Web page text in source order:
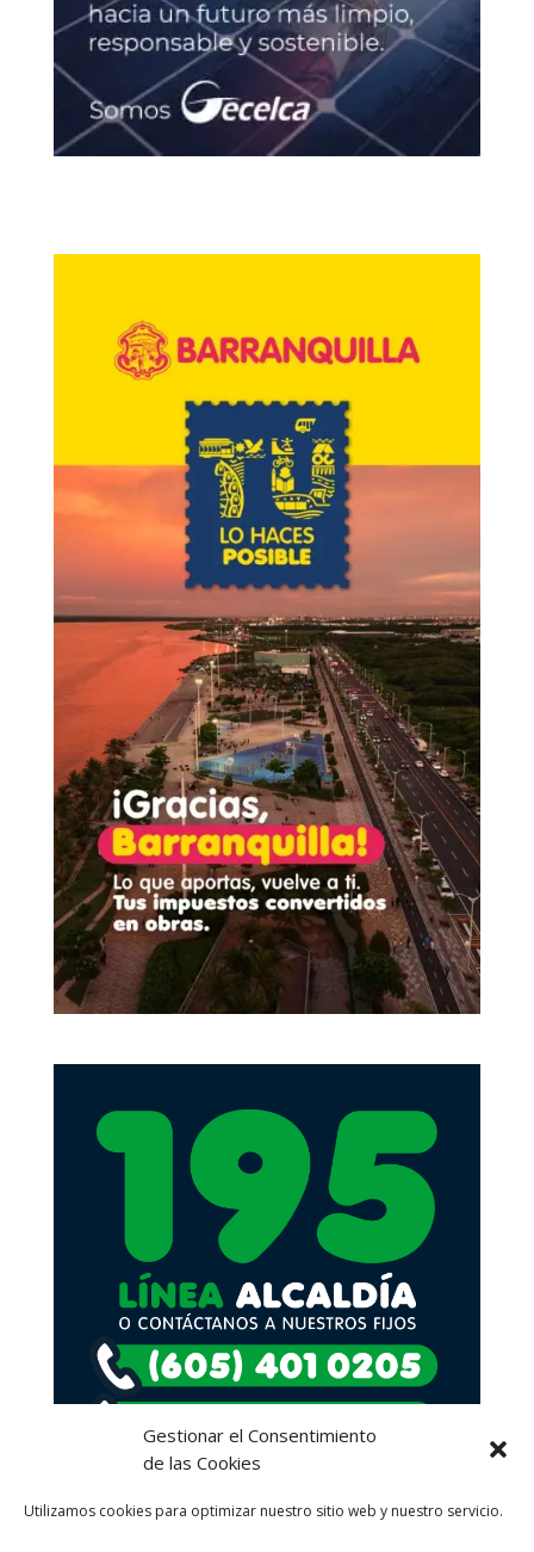
Gestionar el Consentimiento
de las Cookies
Utilizamos cookies para optimizar nuestro sitio web y nuestro servicio.